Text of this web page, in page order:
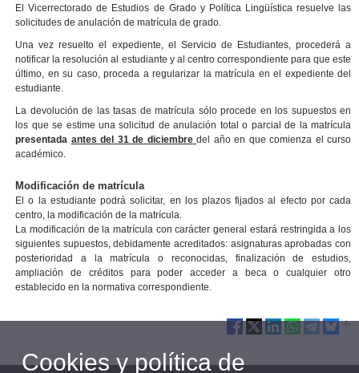
El Vicerrectorado de Estudios de Grado y Política Lingüística resuelve las
solicitudes de anulación de matrícula de grado.
Una vez resuelto el expediente, el Servicio de Estudiantes, procederá a
notificar la resolución al estudiante y al centro correspondiente para que este
último, en su caso, proceda a regularizar la matrícula en el expediente del
estudiante.
La devolución de las tasas de matrícula sólo procede en los supuestos en
los que se estime una solicitud de anulación total o parcial de la matrícula
presentada antes del 31 de diciembre del año en que comienza el curso
académico.
Modificación de matrícula
El o la estudiante podrá solicitar, en los plazos fijados al efecto por cada
centro, la modificación de la matrícula.
La modificación de la matrícula con carácter general estará restringida a los
siguientes supuestos, debidamente acreditados: asignaturas aprobadas con
posterioridad a la matrícula o reconocidas, finalización de estudios,
ampliación de créditos para poder acceder a beca o cualquier otro
establecido en la normativa correspondiente.
Cookies y política de